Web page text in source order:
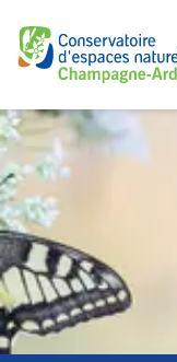
Logo du CENCA